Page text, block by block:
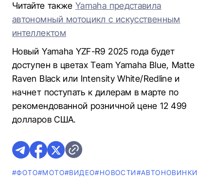
Читайте такжеYamaha представила
автономный мотоцикл с искусственным
интеллектом
Новый Yamaha YZF-R9 2025 года будет
доступен в цветах Team Yamaha Blue, Matte
Raven Black или Intensity White/Redline и
начнет поступать к дилерам в марте по
рекомендованной розничной цене 12 499
долларов США.
#ФОТО#МОТО#ВИДЕО#НОВОСТИ#AВТОНОВИНКИ